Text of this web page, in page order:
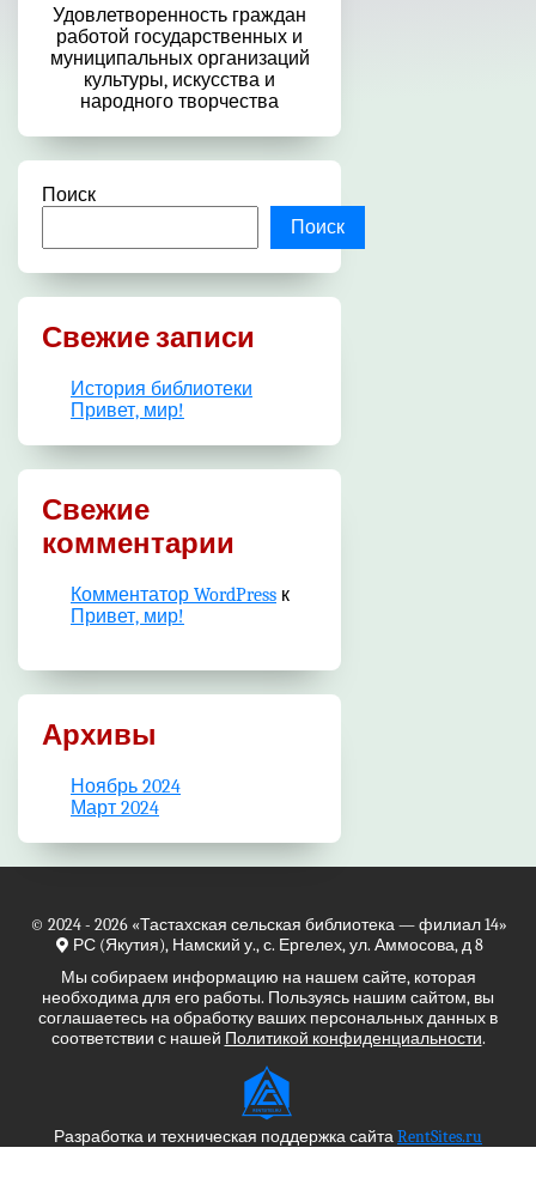
Удовлетворенность граждан
работой государственных и
муниципальных организаций
культуры, искусства и
народного творчества
Поиск
Поиск
Свежие записи
История библиотеки
Привет, мир!
Свежие
комментарии
Комментатор WordPress к
Привет, мир!
Архивы
Ноябрь 2024
Март 2024
© 2024 - 2026 «Тастахская сельская библиотека — филиал 14»
РС (Якутия), Намский у., с. Ергелех, ул. Аммосова, д 8
Мы собираем информацию на нашем сайте, которая
необходима для его работы. Пользуясь нашим сайтом, вы
соглашаетесь на обработку ваших персональных данных в
соответствии с нашей Политикой конфиденциальности.
Разработка и техническая поддержка сайтаRentSites.ru